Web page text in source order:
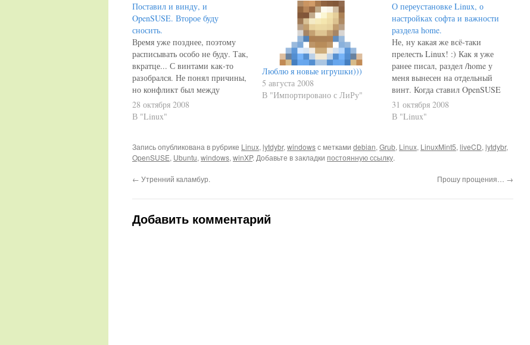
Поставил и винду, и
OpenSUSE. Второе буду
сносить.
Время уже позднее, поэтому
расписывать особо не буду. Так,
вкратце... С винтами как-то
разобрался. Не понял причины,
но конфликт был между
прамари мастер и слейв.
Пытаясь поставить на праймари
второй - и винда, и OpenSUSE
встали без проблем. Винду
настраивать…
28 октября 2008
В "Linux"
Люблю я новые игрушки)))
5 августа 2008
В "Импортировано с ЛиРу"
О переустановке Linux, о
настройках софта и важности
раздела home.
Не, ну какая же всё-таки
прелесть Linux! :) Как я уже
ранее писал, раздел /home у
меня вынесен на отдельный
винт. Когда ставил OpenSUSE
(не без помощи Lilumi), то этот
винт не форматировал. А
подтягиваются автоматически!
А всё почему? А потому, что…
31 октября 2008
В "Linux"
Запись опубликована в рубрике Linux, lytdybr, windowsс метками debian, Grub, Linux, LinuxMint5, liveCD, lytdybr,
OpenSUSE, Ubuntu, windows, winXP. Добавьте в закладки постоянную ссылку.
← Утренний каламбур. Прошу прощения… →
Добавить комментарий